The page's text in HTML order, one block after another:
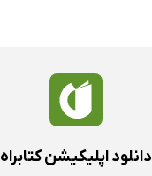
دانلود اپلیکیشن کتابراه